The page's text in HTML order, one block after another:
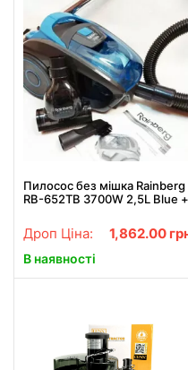
Пилосос без мішка Rainberg
RB-652TB 3700W 2,5L Blue +
Дроп Ціна: 1,862.00
В наявності